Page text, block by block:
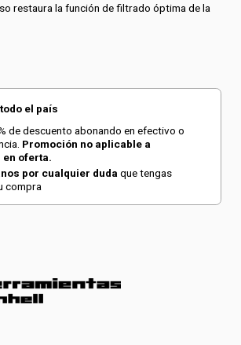
restaura la función de filtrado óptima de la
el país
de descuento abonando en efectivo o
Promoción no aplicable a
oferta.
por cualquier duda que tengas
compra